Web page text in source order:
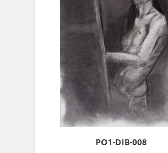
PO1-DIB-008